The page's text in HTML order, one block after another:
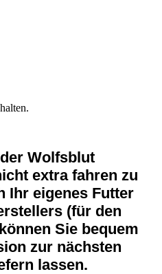
Wolfsblut
extra fahren zu
Ihr eigenes Futter
(für den
Sie bequem
zur nächsten
lassen.